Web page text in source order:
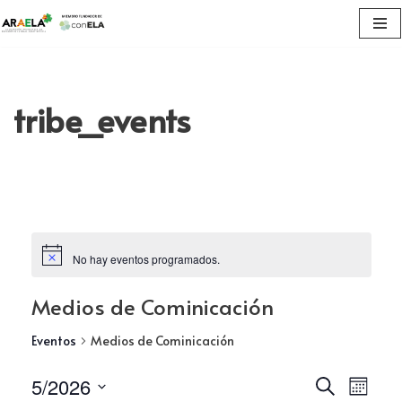
tribe_events
No hay eventos programados.
Medios de Cominicación
Eventos Medios de Cominicación
BuscarMes
5/2026